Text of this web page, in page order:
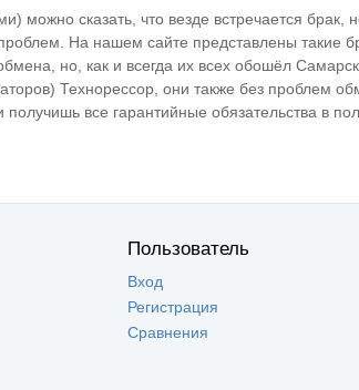
можно сказать, что везде встречается
На нашем сайте представлены такие
но, как и всегда их всех обошёл
Технорессор, они также без проблем
все гарантийные обязательства в
Пользователь
Вход
Регистрация
Сравнения